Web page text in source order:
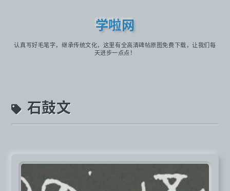
学啦网
认真写好毛笔字，继承传统文化，这里有全高清碑帖原图免费下载，让我们每
天进步一点点！
石鼓文